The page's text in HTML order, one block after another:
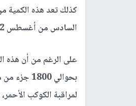
كذلك تعد هذه الكمية
السادس من أغسطس 2012.
على الرغم من أن هذه
بحوالي
لمراقبة الكوكب